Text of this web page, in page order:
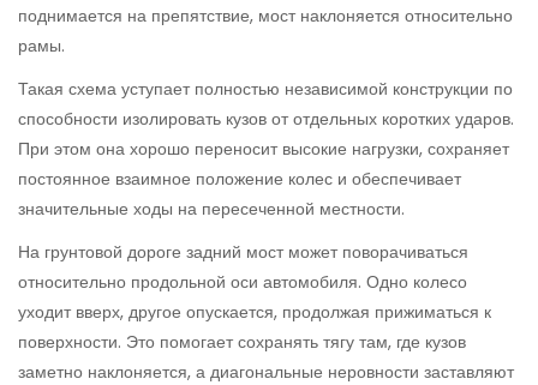
поднимается на препятствие, мост наклоняется относительно
рамы.
Такая схема уступает полностью независимой конструкции по
способности изолировать кузов от отдельных коротких ударов.
При этом она хорошо переносит высокие нагрузки, сохраняет
постоянное взаимное положение колес и обеспечивает
значительные ходы на пересеченной местности.
На грунтовой дороге задний мост может поворачиваться
относительно продольной оси автомобиля. Одно колесо
уходит вверх, другое опускается, продолжая прижиматься к
поверхности. Это помогает сохранять тягу там, где кузов
заметно наклоняется, а диагональные неровности заставляют